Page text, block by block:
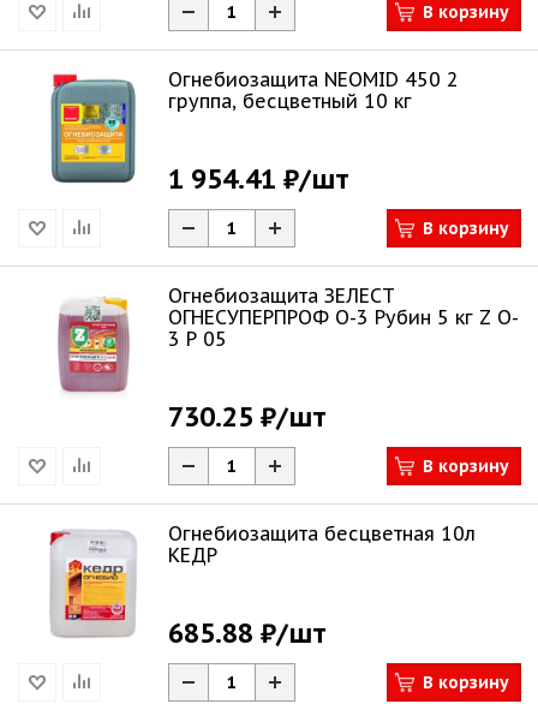
В корзину
Огнебиозащита NEOMID 450 2
группа, бесцветный 10 кг
1 954.41 ₽/шт
В корзину
Огнебиозащита ЗЕЛЕСТ
ОГНЕСУПЕРПРОФ О-3 Рубин 5 кг Z O-
3 Р 05
730.25 ₽/шт
В корзину
Огнебиозащита бесцветная 10л
КЕДР
685.88 ₽/шт
В корзину